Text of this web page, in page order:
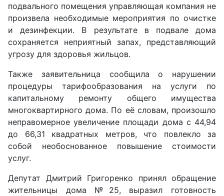
подвального помещения управляющая компания не
произвела необходимые мероприятия по очистке
и дезинфекции. В результате в подвале дома
сохраняется неприятный запах, представляющий
угрозу для здоровья жильцов.
Также заявительница сообщила о нарушении
процедуры тарифообразования на услуги по
капитальному ремонту общего имущества
многоквартирного дома. По её словам, произошло
неправомерное увеличение площади дома с 44,94
до 66,31 квадратных метров, что повлекло за
собой необоснованное повышение стоимости
услуг.
Депутат Дмитрий Григоренко принял обращение
жительницы дома №25, выразил готовность